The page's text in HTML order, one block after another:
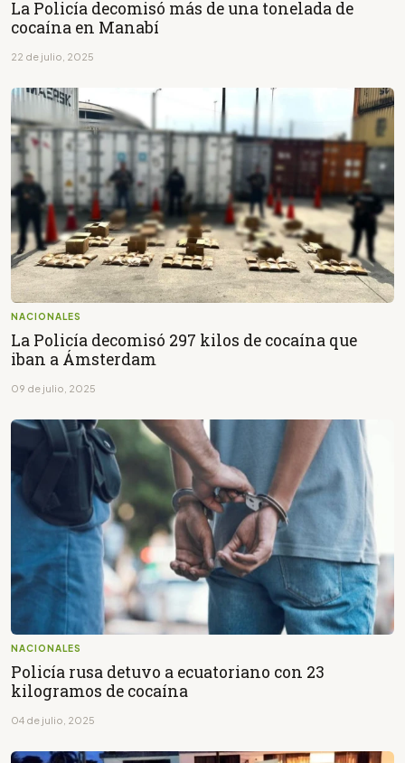
La Policía decomisó más de una tonelada de
cocaína en Manabí
22 de julio, 2025
NACIONALES
La Policía decomisó 297 kilos de cocaína que
iban a Ámsterdam
09 de julio, 2025
NACIONALES
Policía rusa detuvo a ecuatoriano con 23
kilogramos de cocaína
04 de julio, 2025